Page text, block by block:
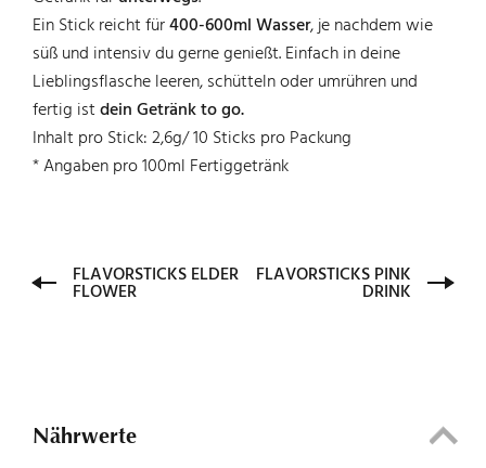
KARRIERE
FLAVORSTICKS ELDER
FLOWER
FLAVORSTICKS PINK
DRINK
Ein Stick reicht für400-600ml Wasser, je nachdem wie
süß und intensiv du gerne genießt. Einfach in deine
Lieblingsflasche leeren, schütteln oder umrühren und
fertig istdein Getränk to go.
Inhalt pro Stick: 2,6g/ 10 Sticks pro Packung
* Angaben pro 100ml Fertiggetränk
Nährwerte